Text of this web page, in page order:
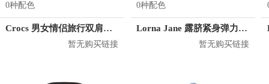
0种配色
Crocs 男女情侣旅行双肩背包 CB04A164073
暂无购买链接
0种配色
Lorna Jane 露脐紧身弹力长袖T恤 032028
暂无购买链接